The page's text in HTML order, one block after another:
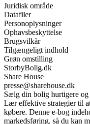
Juridisk område
Datafiler
Personoplysninger
Ophavsbeskyttelse
Brugsvilkår
Tilgængeligt indhold
Grøn omstilling
StorbyBolig.dk
Share House
presse@sharehouse.dk
Sælg din bolig hurtigere
Lær effektive strategier til
købere. Denne e-bog
markedsføring, så du kan